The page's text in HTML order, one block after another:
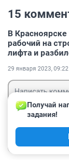
15
В
рабочий на
лифта и
29 января 2023, 09:22
Получай
задания!